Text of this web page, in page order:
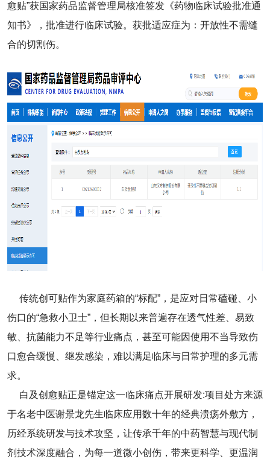
愈贴”获国家药品监督管理局核准签发《药物临床试验批准通
知书》，批准进行临床试验。获批适应症为：开放性不需缝
合的切割伤。
传统创可贴作为家庭药箱的“标配”，是应对日常磕碰、小
伤口的“急救小卫士”，但长期以来普遍存在透气性差、易致
敏、抗菌能力不足等行业痛点，甚至可能因使用不当导致伤
口愈合缓慢、继发感染，难以满足临床与日常护理的多元需
求。
白及创愈贴正是锚定这一临床痛点开展研发:项目处方来源
于名老中医谢景龙先生临床应用数十年的经典溃疡外敷方，
历经系统研发与技术攻坚，让传承千年的中药智慧与现代制
剂技术深度融合，为每一道微小创伤，带来更科学、更温润